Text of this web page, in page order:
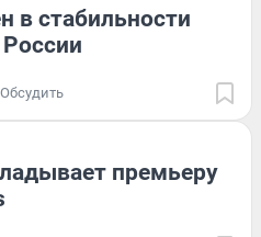
в стабильности
Обсудить
премьеру